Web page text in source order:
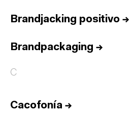
Brandjacking positivo →
Brandpackaging →
C
Cacofonía →